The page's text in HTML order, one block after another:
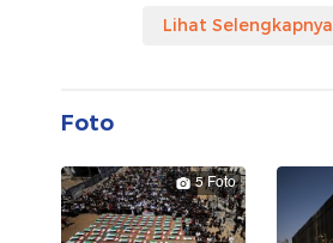
Lihat Selengkapnya
Foto
5 Foto